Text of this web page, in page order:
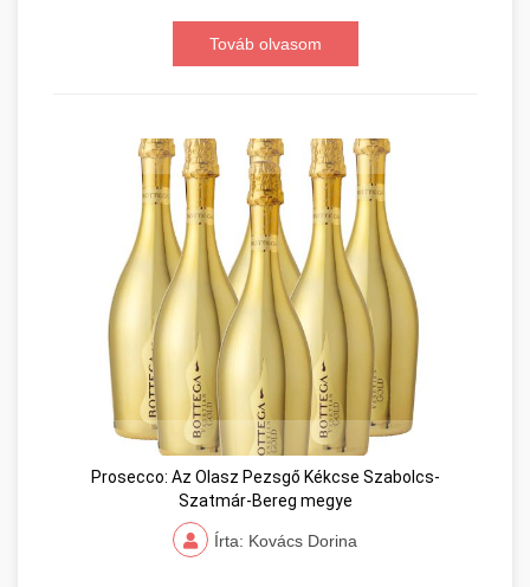
Továb olvasom
Prosecco: Az Olasz Pezsgő Kékcse Szabolcs-
Szatmár-Bereg megye
Írta: Kovács Dorina